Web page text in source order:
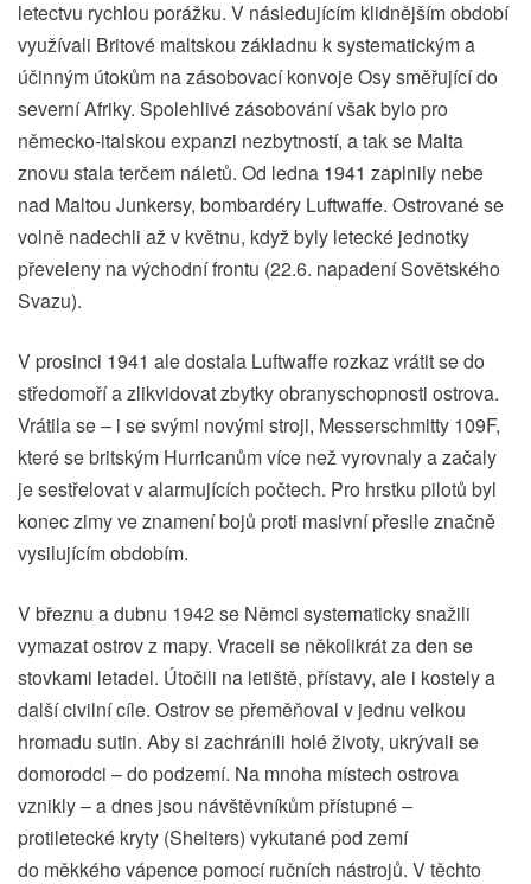
letectvu rychlou porážku. V následujícím klidnějším období
využívali Britové maltskou základnu k systematickým a
účinným útokům na zásobovací konvoje Osy směřující do
severní Afriky. Spolehlivé zásobování však bylo pro
německo-italskou expanzi nezbytností, a tak se Malta
znovu stala terčem náletů. Od ledna 1941 zaplnily nebe
nad Maltou Junkersy, bombardéry Luftwaffe. Ostrované se
volně nadechli až v květnu, když byly letecké jednotky
převeleny na východní frontu (22.6. napadení Sovětského
Svazu).
V prosinci 1941 ale dostala Luftwaffe rozkaz vrátit se do
středomoří a zlikvidovat zbytky obranyschopnosti ostrova.
Vrátila se – i se svými novými stroji, Messerschmitty 109F,
které se britským Hurricanům více než vyrovnaly a začaly
je sestřelovat v alarmujících počtech. Pro hrstku pilotů byl
konec zimy ve znamení bojů proti masivní přesile značně
vysilujícím obdobím.
V březnu a dubnu 1942 se Němci systematicky snažili
vymazat ostrov z mapy. Vraceli se několikrát za den se
stovkami letadel. Útočili na letiště, přístavy, ale i kostely a
další civilní cíle. Ostrov se přeměňoval v jednu velkou
hromadu sutin. Aby si zachránili holé životy, ukrývali se
domorodci – do podzemí. Na mnoha místech ostrova
vznikly – a dnes jsou návštěvníkům přístupné –
protiletecké kryty (Shelters) vykutané pod zemí
do měkkého vápence pomocí ručních nástrojů. V těchto